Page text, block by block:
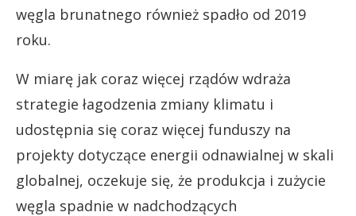
węgla brunatnego również spadło od 2019
roku.
W miarę jak coraz więcej rządów wdraża
strategie łagodzenia zmiany klimatu i
udostępnia się coraz więcej funduszy na
projekty dotyczące energii odnawialnej w skali
globalnej, oczekuje się, że produkcja i zużycie
węgla spadnie w nadchodzących